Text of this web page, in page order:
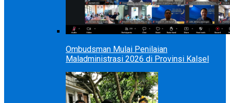
Ombudsman Mulai Penilaian
Maladministrasi 2026 di Provinsi Kalsel